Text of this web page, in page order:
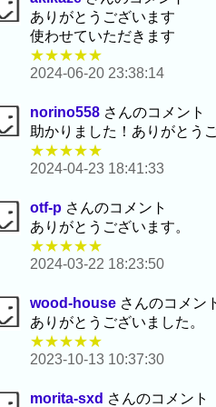
ありがとうございます
使わせていただきます
★★★★★
2024-06-20 23:38:14
norino558 さんのコメント
助かりました！ありがとう
★★★★★
2024-04-23 18:41:33
otf-p さんのコメント
ありがとうございます。
★★★★★
2024-03-22 18:23:50
wood-house さんのコメン
ありがとうございました。
★★★★★
2023-10-13 10:37:30
morita-sxd さんのコメント